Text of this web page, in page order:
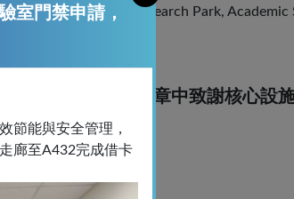
Biotechnology Research Park, Academic
論文上，煩請在文章中致謝核心設
胞分析平台"
室門禁申請，
節能與安全管理，
廊至A432完成借卡